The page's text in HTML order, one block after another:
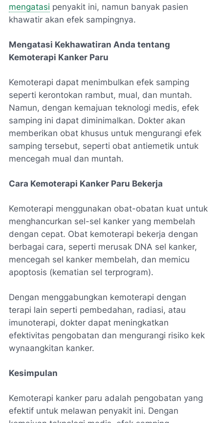
mengatasi penyakit ini, namun banyak pasien
khawatir akan efek sampingnya.
Mengatasi Kekhawatiran Anda tentang
Kemoterapi Kanker Paru
Kemoterapi dapat menimbulkan efek samping
seperti kerontokan rambut, mual, dan muntah.
Namun, dengan kemajuan teknologi medis, efek
samping ini dapat diminimalkan. Dokter akan
memberikan obat khusus untuk mengurangi efek
samping tersebut, seperti obat antiemetik untuk
mencegah mual dan muntah.
Cara Kemoterapi Kanker Paru Bekerja
Kemoterapi menggunakan obat-obatan kuat untuk
menghancurkan sel-sel kanker yang membelah
dengan cepat. Obat kemoterapi bekerja dengan
berbagai cara, seperti merusak DNA sel kanker,
mencegah sel kanker membelah, dan memicu
apoptosis (kematian sel terprogram).
Dengan menggabungkan kemoterapi dengan
terapi lain seperti pembedahan, radiasi, atau
imunoterapi, dokter dapat meningkatkan
efektivitas pengobatan dan mengurangi risiko kek
wynaangkitan kanker.
Kesimpulan
Kemoterapi kanker paru adalah pengobatan yang
efektif untuk melawan penyakit ini. Dengan